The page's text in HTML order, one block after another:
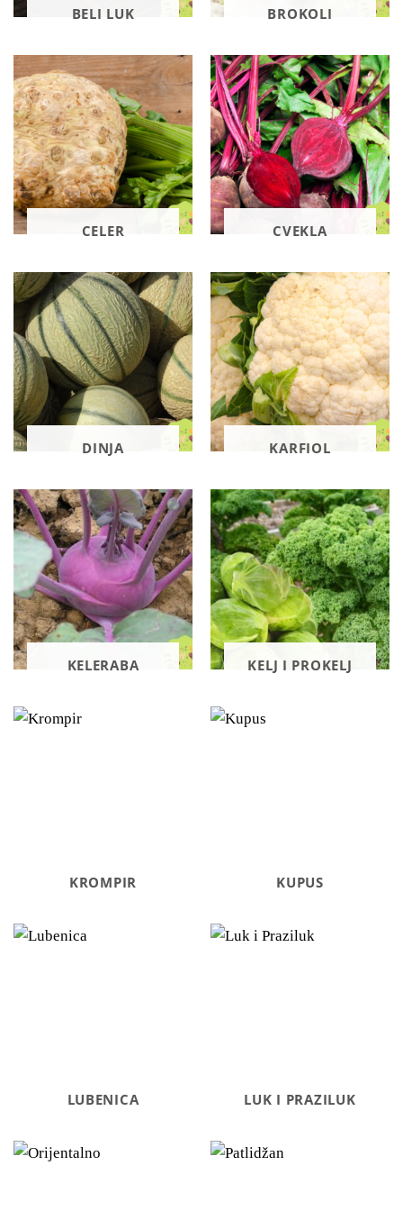
BELI LUK BROKOLI
CELER CVEKLA
DINJA KARFIOL
KELERABA KELJ I PROKELJ
KROMPIR KUPUS
LUBENICA LUK I PRAZILUK